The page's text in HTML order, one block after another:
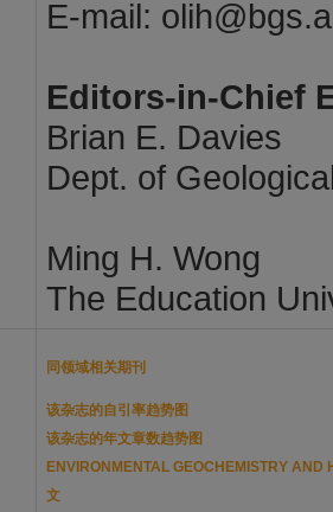
E-mail:
Editors-in-Chief
Brian E. Davies
Dept. of
Ming H. Wong
The Education
同领域相关期刊
该杂志的自引率趋势图
该杂志的年文章数趋势图
ENVIRONMENTAL GEOCHEMISTRY AND
文